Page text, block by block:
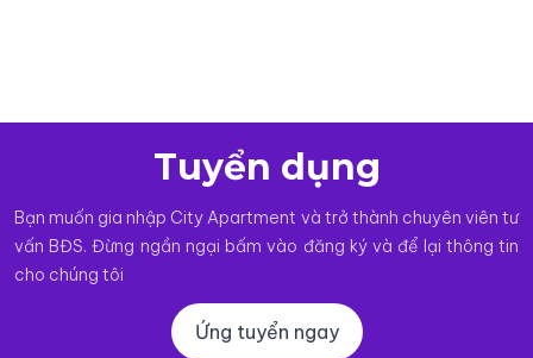
Tuyển dụng
Bạn muốn gia nhập City Apartment và trở thành chuyên viên tư
vấn BĐS. Đừng ngần ngại bấm vào đăng ký và để lại thông tin
cho chúng tôi
Ứng tuyển ngay